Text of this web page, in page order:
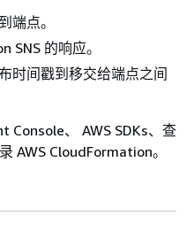
端点。
SNS 的响应。
时间戳到移交给端点之间
Console、 AWS SDKs、查
AWS CloudFormation。